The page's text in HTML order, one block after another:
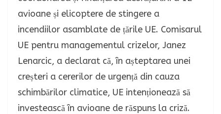
avioane și elicoptere de stingere a
incendiilor asamblate de țările UE. Comisarul
UE pentru managementul crizelor, Janez
Lenarcic, a declarat că, în așteptarea unei
creșteri a cererilor de urgență din cauza
schimbărilor climatice, UE intenționează să
investească în avioane de răspuns la criză.